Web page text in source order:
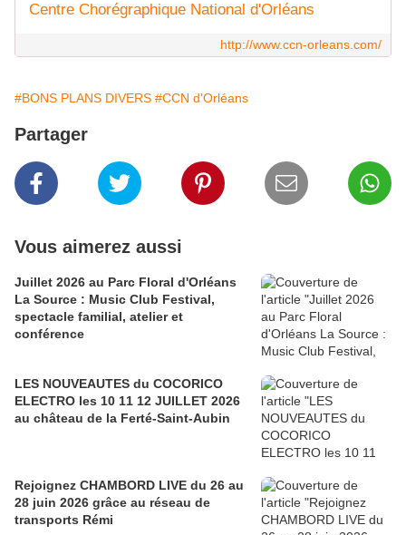
Centre Chorégraphique National d'Orléans
http://www.ccn-orleans.com/
#BONS PLANS DIVERS #CCN d'Orléans
Partager
Vous aimerez aussi
Juillet 2026 au Parc Floral d'Orléans
La Source : Music Club Festival,
spectacle familial, atelier et
conférence
LES NOUVEAUTES du COCORICO
ELECTRO les 10 11 12 JUILLET 2026
au château de la Ferté-Saint-Aubin
Rejoignez CHAMBORD LIVE du 26 au
28 juin 2026 grâce au réseau de
transports Rémi